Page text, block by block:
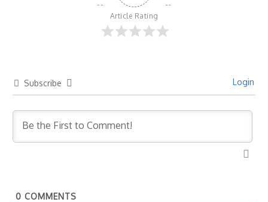
Article Rating
Subscribe Login
0 COMMENTS